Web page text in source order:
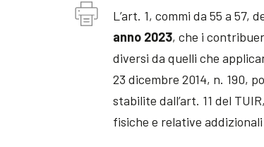
L’art. 1, commi da 55 a 57,
anno 2023, che i
diversi da quelli che
23 dicembre 2014, n. 190,
stabilite dall’art. 11 del
fisiche e relative addizionali